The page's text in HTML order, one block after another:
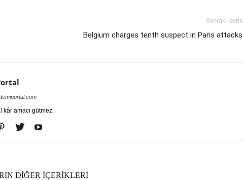
Sonraki İçerik
Belgium charges tenth suspect in Paris attacks
kâr amacı gütmez.
DİĞER İÇERİKLERİ